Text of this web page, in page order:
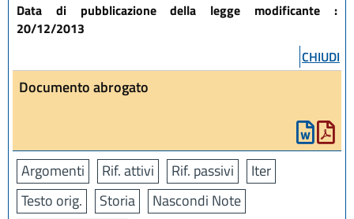
Data di pubblicazione della legge modificante :
20/12/2013
CHIUDI
Documento abrogato
Argomenti Rif. attivi Rif. passivi
Iter
Testo orig.
Storia
Nascondi Note